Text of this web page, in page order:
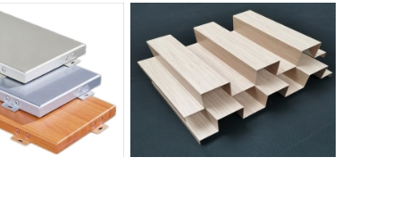
辊涂铝单板 长城辊涂铝单板